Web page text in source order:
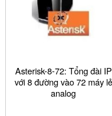
Asterisk-8-72: Tổng đài IP
với 8 đường vào 72 máy lẻ
analog